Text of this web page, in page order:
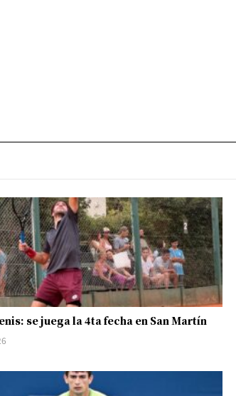
se juega la 4ta fecha en San Martín